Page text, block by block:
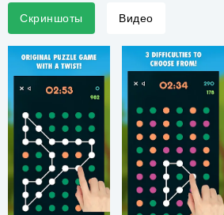
Скриншоты Видео